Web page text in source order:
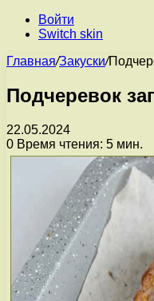
Войти
Switch skin
Главная/Закуски/
Подчеревок
22.05.2024
0 Время чтения: 5 мин.